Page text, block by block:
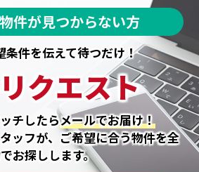
件が見つからない方
条件を伝えて待つだけ！
クエスト
チしたらメールでお届け！
ッフが、ご希望に合う物件を全
お探しします。